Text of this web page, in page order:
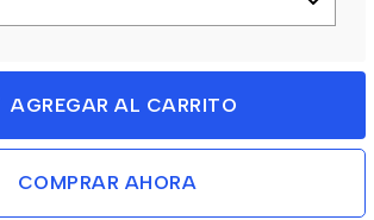
AGREGAR AL CARRITO
COMPRAR AHORA